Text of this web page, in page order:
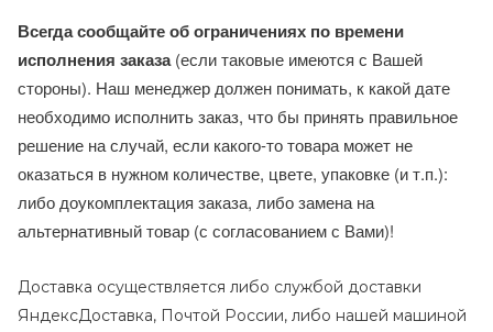
Всегда сообщайте об ограничениях по времени
исполнения заказа(если таковые имеются с Вашей
стороны). Наш менеджер должен понимать, к какой дате
необходимо исполнить заказ, что бы принять правильное
решение на случай, если какого-то товара может не
оказаться в нужном количестве, цвете, упаковке (и т.п.):
либо доукомплектация заказа, либо замена на
альтернативный товар (с согласованием с Вами)!
Доставка осуществляется либо службой доставки
ЯндексДоставка, Почтой России, либо нашей машиной